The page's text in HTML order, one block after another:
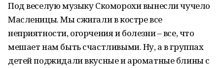
Под веселую музыку Скоморохи вынесли чучело
Масленицы. Мы сжигали в костре все
неприятности, огорчения и болезни – все, что
мешает нам быть счастливыми. Ну, а в группах
детей поджидали вкусные и ароматные блины с